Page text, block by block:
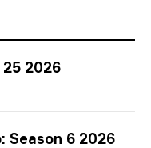
2026
Season 6 2026